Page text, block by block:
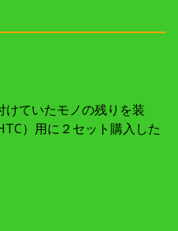
けていたモノの残りを装
）用に２セット購入した